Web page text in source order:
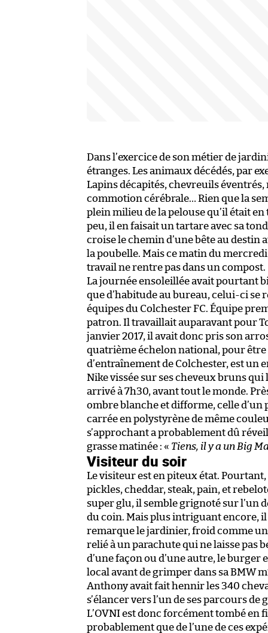
Dans l’exercice de son métier de
étranges. Les animaux décédés, par
Lapins décapités, chevreuils
commotion cérébrale… Rien que la
plein milieu de la pelouse qu’il était
peu, il en faisait un tartare avec sa
croise le chemin d’une bête au destin
la poubelle. Mais ce matin du
travail ne rentre pas dans un compost.
La journée ensoleillée avait pourtant
que d’habitude au bureau, celui-ci se
équipes du Colchester FC. Équipe
patron. Il travaillait auparavant pour
janvier 2017, il avait donc pris son
quatrième échelon national, pour être
d’entraînement de Colchester, est un
Nike vissée sur ses cheveux bruns
arrivé à 7h30, avant tout le monde.
ombre blanche et difforme, celle d’un
carrée en polystyrène de même
s’approchant a probablement dû
grasse matinée : « Tiens, il y a un Big
Visiteur du soir
Le visiteur est en piteux état. Pourtant,
pickles, cheddar, steak, pain, et
super glu, il semble grignoté sur l’un
du coin. Mais plus intriguant encore, il
remarque le jardinier, froid comme
relié à un parachute qui ne laisse pas
d’une façon ou d’une autre, le burger
local avant de grimper dans sa BMW
Anthony avait fait hennir les 340
s’élancer vers l’un de ses parcours
L’OVNI est donc forcément tombé en
probablement que de l’une de ces